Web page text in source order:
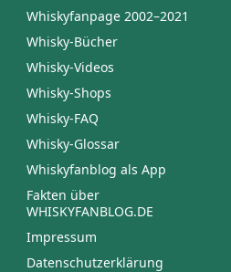
Whiskyfanpage 2002–2021
Whisky-Bücher
Whisky-Videos
Whisky-Shops
Whisky-FAQ
Whisky-Glossar
Whiskyfanblog als App
Fakten über
WHISKYFANBLOG.DE
Impressum
Datenschutzerklärung